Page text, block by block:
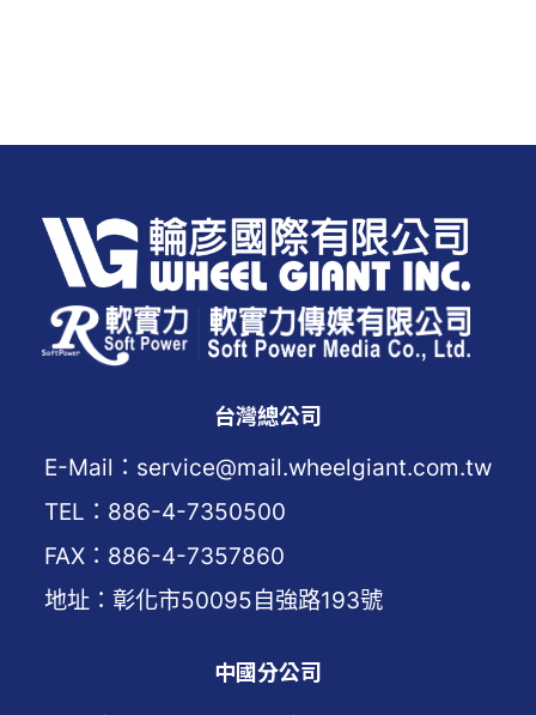
台灣總公司
E-Mail：service@mail.wheelgiant.com.tw
TEL：886-4-7350500
FAX：886-4-7357860
地址：彰化市50095自強路193號
中國分公司